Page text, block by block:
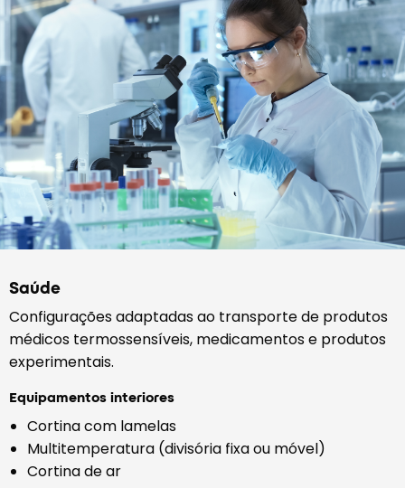
Saúde
Configurações adaptadas ao transporte de produtos
médicos termossensíveis, medicamentos e produtos
experimentais.
Equipamentos interiores
Cortina com lamelas
Multitemperatura (divisória fixa ou móvel)
Cortina de ar